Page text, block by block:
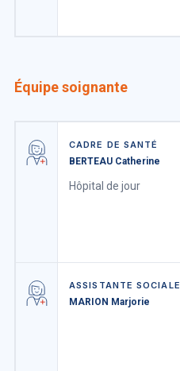
Équipe soignante
CADRE DE SANTÉ
BERTEAU Catherine
Hôpital de jour
ASSISTANTE SOCIALE
MARION Marjorie